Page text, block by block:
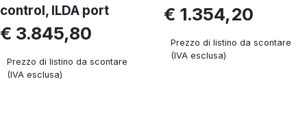
control, ILDA port
€ 3.845,80
Prezzo di listino da scontare
(IVA esclusa)
€ 1.354,20
Prezzo di listino da scontare
(IVA esclusa)